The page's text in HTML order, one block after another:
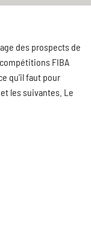
des prospects de
FIBA
qu'il faut pour
les suivantes. Le